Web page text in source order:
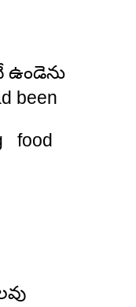
ఉండెను
been
food